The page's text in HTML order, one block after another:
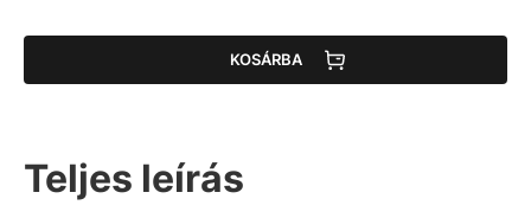
KOSÁRBA
Teljes leírás